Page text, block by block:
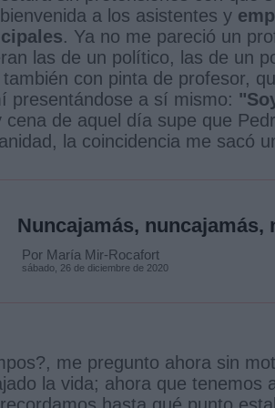
a los asistentes y
. Ya no me pareció un
las de un político, las de un
con pinta de profesor,
presentándose a sí mismo:
cena de aquel día supe que
la coincidencia me sacó
Nuncajamás, nuncajamás,
Por María Mir-Rocafort
sábado, 26 de diciembre de 2020
me pregunto ahora sin
la vida; ahora que tenemos